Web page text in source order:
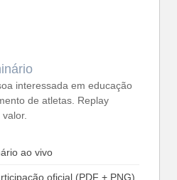
interessada em educação
de atletas. Replay
ao vivo
oficial (PDF + PNG)